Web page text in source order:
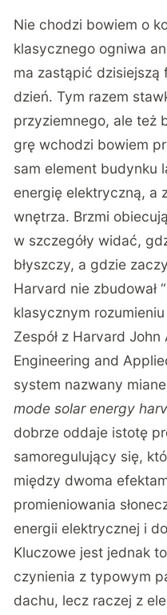
Nie chodzi bowiem o
klasycznego ogniwa
ma zastąpić dzisiejszą
dzień. Tym razem
przyziemnego, ale też
grę wchodzi bowiem
sam element budynku
energię elektryczną, a
wnętrza. Brzmi
w szczegóły widać,
błyszczy, a gdzie
Harvard nie zbudował
klasycznym rozumieniu
Zespół z Harvard
Engineering and
system nazwany
mode solar energy
dobrze oddaje istotę
samoregulujący się,
między dwoma
promieniowania
energii elektrycznej i
Kluczowe jest jednak
czynienia z typowym
dachu, lecz raczej z